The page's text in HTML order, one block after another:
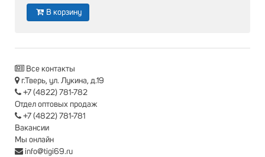
В корзину
Все контакты
г.Тверь, ул. Лукина, д.19
+7 (4822) 781-782
Отдел оптовых продаж
+7 (4822) 781-781
Вакансии
Мы онлайн
info@tigi69.ru